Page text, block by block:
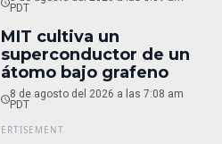
PDT
MIT cultiva un
superconductor de un
átomo bajo grafeno
8 de agosto del 2026 a las 7:08 am
PDT